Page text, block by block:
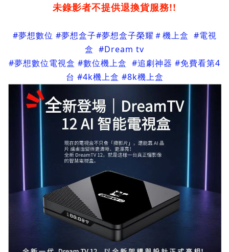
未錄影者不提供退換貨服務!!
#夢想數位 #夢想盒子#夢想盒子榮耀 ＃機上盒 #電視
盒 #Dream tv
#夢想數位電視盒 #數位機上盒 #追劇神器 #免費看第4
台 #4k機上盒 #8k機上盒